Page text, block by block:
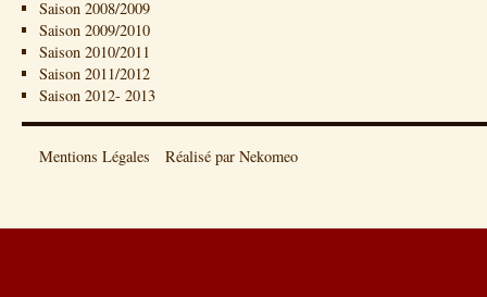
Saison 2008/2009
Saison 2009/2010
Saison 2010/2011
Saison 2011/2012
Saison 2012- 2013
Mentions Légales Réalisé par Nekomeo